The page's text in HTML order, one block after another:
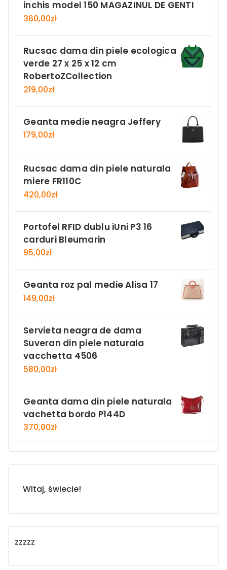
inchis model 150 MAGAZINUL DE GENTI
360,00zł
Rucsac dama din piele ecologica
verde 27 x 25 x 12 cm
RobertoZCollection
219,00zł
Geanta medie neagra Jeffery
179,00zł
Rucsac dama din piele naturala
miere FR110C
420,00zł
Portofel RFID dublu iUni P3 16
carduri Bleumarin
95,00zł
Geanta roz pal medie Alisa 17
149,00zł
Servieta neagra de dama
Suveran din piele naturala
vacchetta 4506
580,00zł
Geanta dama din piele naturala
vachetta bordo P144D
370,00zł
Witaj, świecie!
zzzzz